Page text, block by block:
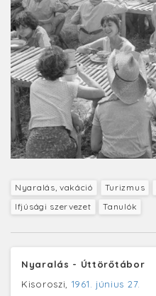
Nyaralás, vakáció Turizmus
Ifjúsági szervezet
Tanulók
Nyaralás - Úttörőtábor
Kisoroszi, 1961. június 27.